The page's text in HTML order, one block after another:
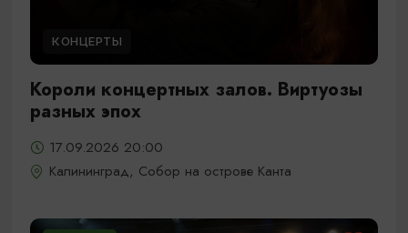
КОНЦЕРТЫ
Короли концертных залов. Виртуозы
разных эпох
17.09.2026 20:00
Калининград, Собор на острове Канта